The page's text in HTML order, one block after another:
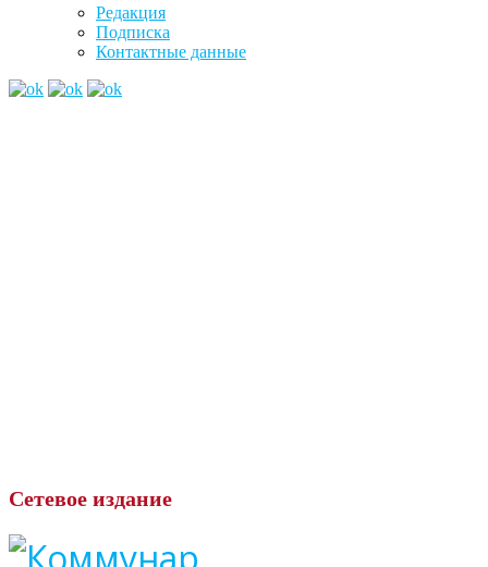
Редакция
Подписка
Контактные данные
Сетевое издание